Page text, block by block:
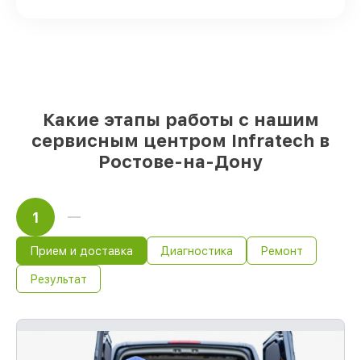
Какие этапы работы с нашим
сервисным центром Infratech в
Ростове-на-Дону
1
Прием и доставка Диагностика Ремонт
Результат